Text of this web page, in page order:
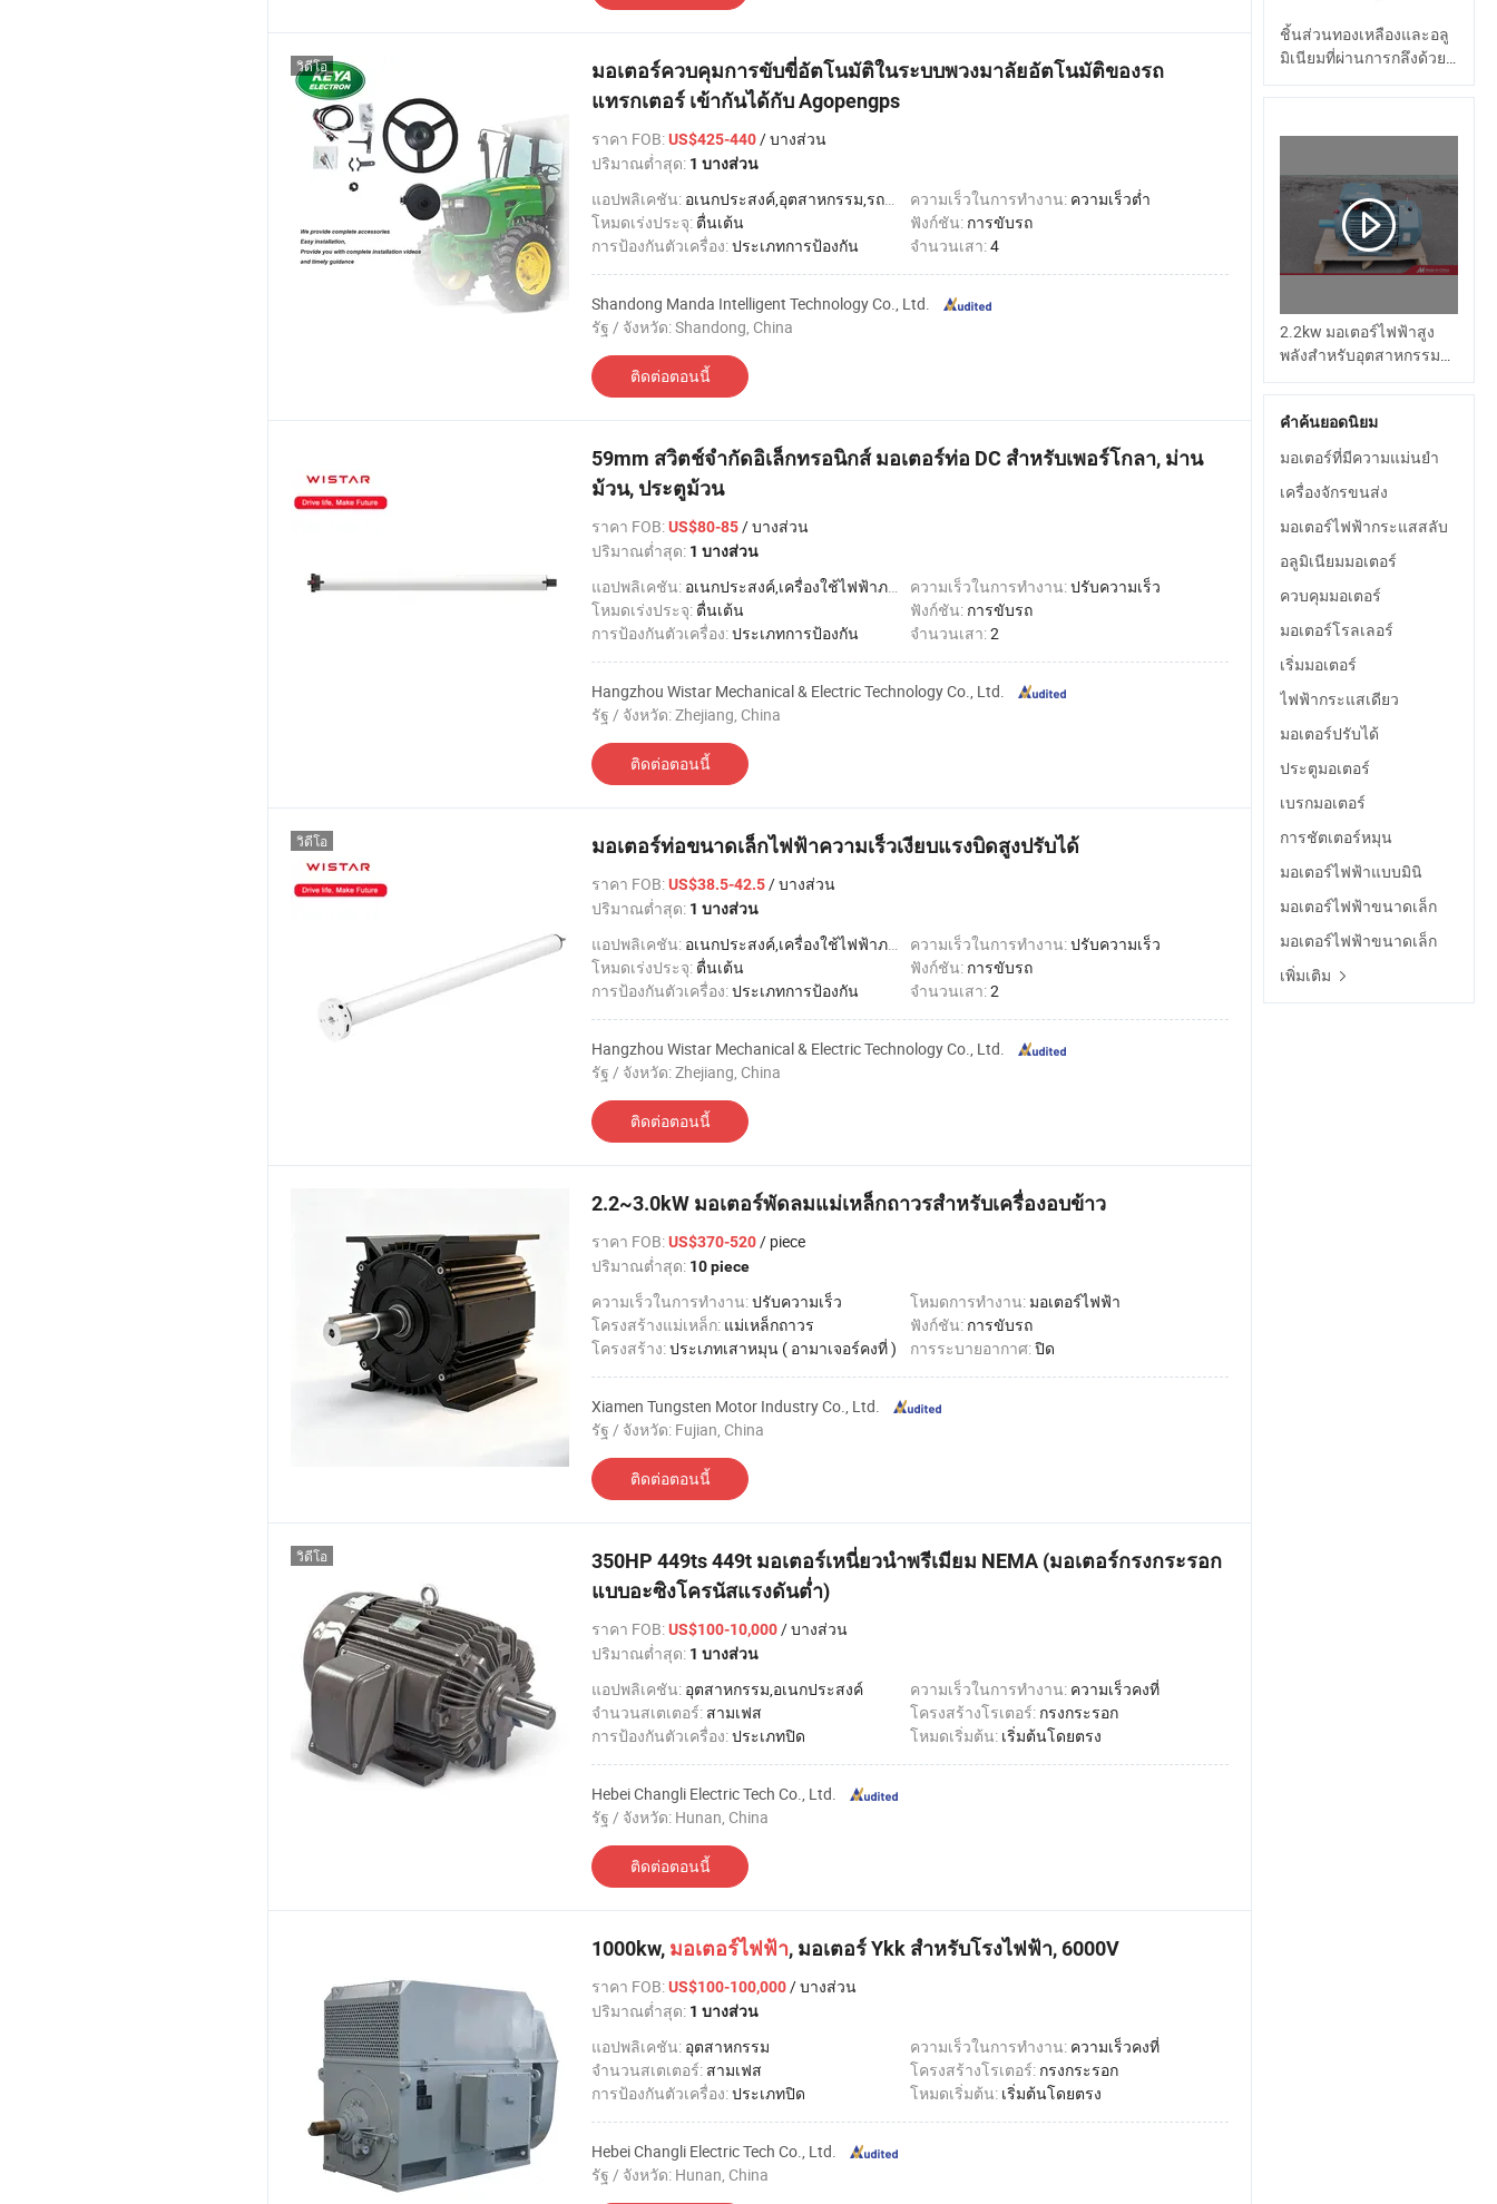
มอเตอร์ควบคุมการขับขี่อัตโนมัติในระบบพวงมาลัยอัตโนมัติของรถ
แทรกเตอร์ เข้ากันได้กับ Agopengps
ราคา FOB:US$425-440/ บางส่วน
ปริมาณต่ำสุด: 1 บางส่วน
แอปพลิเคชัน: อเนกประสงค์,อุตสาหกรรม,รถยนต์ ความเร็วในการทำงาน: ความเร็วต่ำ
โหมดเร่งประจุ: ตื่นเต้น ฟังก์ชัน: การขับรถ
การป้องกันตัวเครื่อง:ประเภทการป้องกัน จำนวนเสา:4
Shandong Manda Intelligent Technology Co., Ltd.
รัฐ / จังหวัด: Shandong, China
ติดต่อตอนนี้
วิดีโอ
59mm สวิตช์จำกัดอิเล็กทรอนิกส์ มอเตอร์ท่อ DC สำหรับเพอร์โกลา, ม่าน
ม้วน, ประตูม้วน
ราคา FOB:US$80-85/ บางส่วน
ปริมาณต่ำสุด: 1 บางส่วน
แอปพลิเคชัน: อเนกประสงค์,เครื่องใช้ไฟฟ้าภายในบ้าน ความเร็วในการทำงาน:ปรับความเร็ว
โหมดเร่งประจุ: ตื่นเต้น ฟังก์ชัน: การขับรถ
การป้องกันตัวเครื่อง:ประเภทการป้องกัน จำนวนเสา:2
Hangzhou Wistar Mechanical & Electric Technology Co., Ltd.
รัฐ / จังหวัด: Zhejiang, China
ติดต่อตอนนี้
มอเตอร์ท่อขนาดเล็กไฟฟ้าความเร็วเงียบแรงบิดสูงปรับได้
ราคา FOB:US$38.5-42.5/ บางส่วน
ปริมาณต่ำสุด: 1 บางส่วน
แอปพลิเคชัน: อเนกประสงค์,เครื่องใช้ไฟฟ้าภายในบ้าน ความเร็วในการทำงาน:ปรับความเร็ว
โหมดเร่งประจุ: ตื่นเต้น ฟังก์ชัน: การขับรถ
การป้องกันตัวเครื่อง:ประเภทการป้องกัน จำนวนเสา:2
Hangzhou Wistar Mechanical & Electric Technology Co., Ltd.
รัฐ / จังหวัด: Zhejiang, China
ติดต่อตอนนี้
วิดีโอ
2.2~3.0kW มอเตอร์พัดลมแม่เหล็กถาวรสำหรับเครื่องอบข้าว
ราคา FOB:US$370-520/ piece
ปริมาณต่ำสุด: 10 piece
ความเร็วในการทำงาน:ปรับความเร็ว โหมดการทำงาน:มอเตอร์ไฟฟ้า
โครงสร้างแม่เหล็ก: แม่เหล็กถาวร ฟังก์ชัน: การขับรถ
โครงสร้าง:ประเภทเสาหมุน ( อามาเจอร์คงที่ ) การระบายอากาศ:ปิด
Xiamen Tungsten Motor Industry Co., Ltd.
รัฐ / จังหวัด: Fujian, China
ติดต่อตอนนี้
350HP 449ts 449t มอเตอร์เหนี่ยวนำพรีเมียม NEMA (มอเตอร์กรงกระรอก
แบบอะซิงโครนัสแรงดันต่ำ)
ราคา FOB:US$100-10,000/ บางส่วน
ปริมาณต่ำสุด: 1 บางส่วน
แอปพลิเคชัน: อุตสาหกรรม,อเนกประสงค์ ความเร็วในการทำงาน: ความเร็วคงที่
จำนวนสเตเตอร์: สามเฟส โครงสร้างโรเตอร์: กรงกระรอก
การป้องกันตัวเครื่อง:ประเภทปิด โหมดเริ่มต้น: เริ่มต้นโดยตรง
Hebei Changli Electric Tech Co., Ltd.
รัฐ / จังหวัด: Hunan, China
ติดต่อตอนนี้
วิดีโอ
1000kw, มอเตอร์ไฟฟ้า, มอเตอร์ Ykk สำหรับโรงไฟฟ้า, 6000V
ราคา FOB:US$100-100,000/ บางส่วน
ปริมาณต่ำสุด: 1 บางส่วน
แอปพลิเคชัน: อุตสาหกรรม ความเร็วในการทำงาน: ความเร็วคงที่
จำนวนสเตเตอร์: สามเฟส โครงสร้างโรเตอร์: กรงกระรอก
การป้องกันตัวเครื่อง:ประเภทปิด โหมดเริ่มต้น: เริ่มต้นโดยตรง
Hebei Changli Electric Tech Co., Ltd.
รัฐ / จังหวัด: Hunan, China
ชิ้นส่วนทองเหลืองและอลู
มิเนียมที่ผ่านการกลึงด้วย
ความแม่นยำสำหรับ
อุตสาหกรรม
2.2kw มอเตอร์ไฟฟ้าสูง
พลังสำหรับอุตสาหกรรม
M3bp มอเตอร์ AC ดั้งเดิม
สำหรับการใช้งานหนัก
คำค้นยอดนิยม
มอเตอร์ที่มีความแม่นยำ
เครื่องจักรขนส่ง
มอเตอร์ไฟฟ้ากระแสสลับ
อลูมิเนียมมอเตอร์
ควบคุมมอเตอร์
มอเตอร์โรลเลอร์
เริ่มมอเตอร์
ไฟฟ้ากระแสเดียว
มอเตอร์ปรับได้
ประตูมอเตอร์
เบรกมอเตอร์
การชัตเตอร์หมุน
มอเตอร์ไฟฟ้าแบบมินิ
มอเตอร์ไฟฟ้าขนาดเล็ก
มอเตอร์ไฟฟ้าขนาดเล็ก
เพิ่มเติม